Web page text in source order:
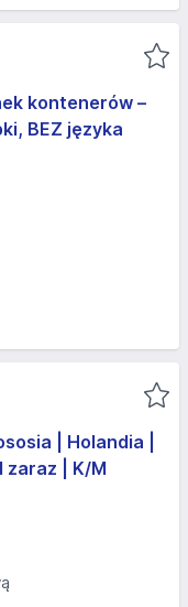
kontenerów –
BEZ języka
| Holandia |
zaraz | K/M